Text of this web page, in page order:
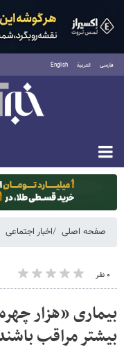
فارسی العربية English
دوشنبه ۱۹ مرداد ۱۴۰۵
صفحه اصلی اخبار اجتماعی
۰ نفر
بیماری «هزار
بیشتر مراقب